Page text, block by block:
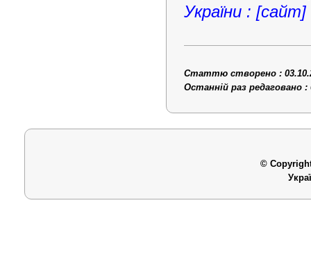
України : [сайт]
Статтю створено :
Останній раз редаговано :
©